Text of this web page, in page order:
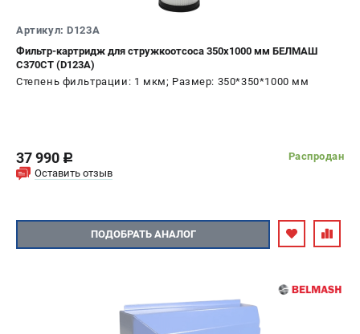
Артикул: D123A
Фильтр-картридж для стружкоотсоса 350х1000 мм БЕЛМАШ
C370CT (D123A)
Степень фильтрации: 1 мкм; Размер: 350*350*1000 мм
37 990 c
Распродан
Оставить отзыв
ПОДОБРАТЬ АНАЛОГ